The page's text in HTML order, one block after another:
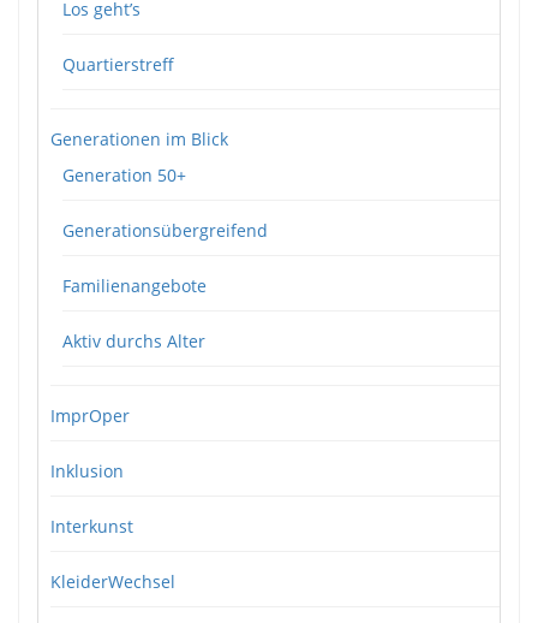
Los geht’s
Quartierstreff
Generationen im Blick
Generation 50+
Generationsübergreifend
Familienangebote
Aktiv durchs Alter
ImprOper
Inklusion
Interkunst
KleiderWechsel